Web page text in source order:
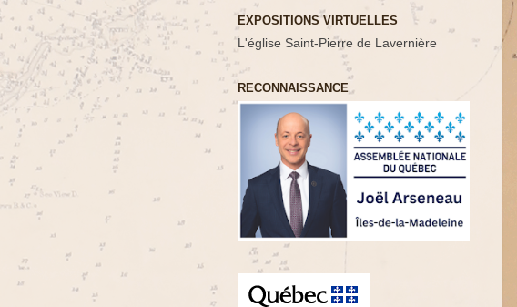
EXPOSITIONS VIRTUELLES
L'église Saint-Pierre de Lavernière
RECONNAISSANCE